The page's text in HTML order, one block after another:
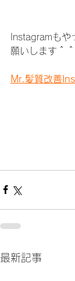
Instagramもや
願いします＾＾
Mr.髪質改善
最新記事